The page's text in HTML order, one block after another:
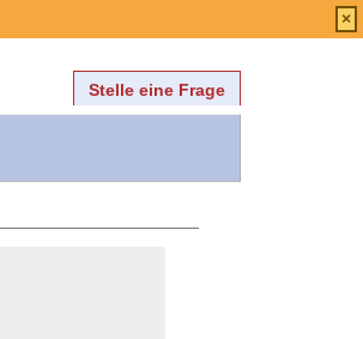
Stelle eine Frage
×